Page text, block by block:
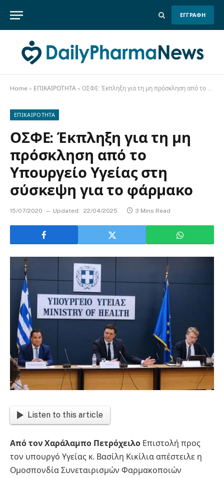
ΕΓΓΡΑΦΗ
Home » ΕΠΙΚΑΙΡΟΤΗΤΑ » ΟΣΦΕ: Έκπληξη για τη μη πρόσκληση από το Υπουργείο Υγείας στη σύσκεψη για το φάρμακο
ΕΠΙΚΑΙΡΟΤΗΤΑ
ΟΣΦΕ: Έκπληξη για τη μη
πρόσκληση από το
Υπουργείο Υγείας στη
σύσκεψη για το φάρμακο
15/07/2020 Updated: 22/04/2025 3 Mins Read
Listen to this article
Από τον Χαράλαμπο Πετρόχειλο Επιστολή προς
τον υπουργό Υγείας κ. Βασίλη Κικίλια απέστειλε η
Ομοσπονδία Συνεταιρισμών Φαρμακοποιών